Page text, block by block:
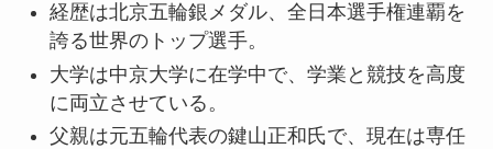
経歴は北京五輪銀メダル、全日本選手権連覇を
誇る世界のトップ選手。
大学は中京大学に在学中で、学業と競技を高度
に両立させている。
父親は元五輪代表の鍵山正和氏で、現在は専任